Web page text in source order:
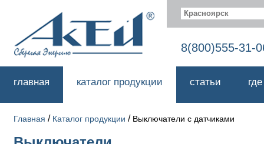
Красноярск
8(800)555-31-
главная каталог продукции статьи
Главная / Каталог продукции / Выключатели с датчиками